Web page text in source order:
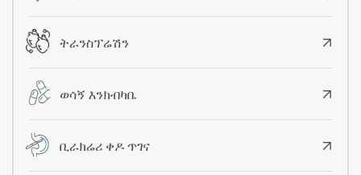
ትራንስፕሬሽን
ወሳኝ እንክብካቤ
ቢራክሬሪ ቀዶ ጥገና